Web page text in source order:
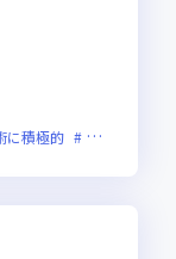
に積極的 面接1回